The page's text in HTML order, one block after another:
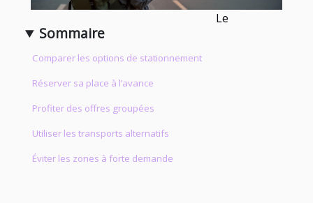
Sommaire
Comparer les options de stationnement
Réserver sa place à l’avance
Profiter des offres groupées
Utiliser les transports alternatifs
Éviter les zones à forte demande
Le